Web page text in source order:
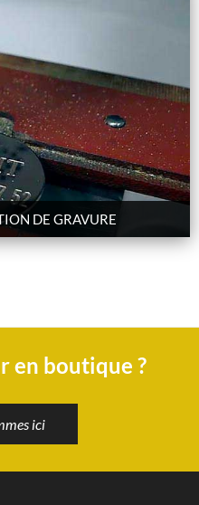
DE GRAVURE
en boutique ?
ici